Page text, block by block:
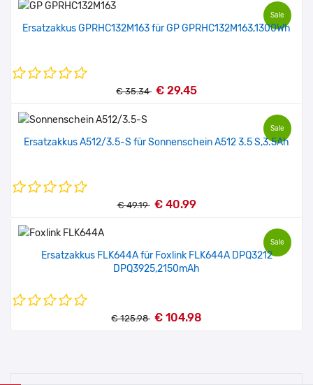
Sale
Ersatzakkus GPRHC132M163 für GP GPRHC132M163,1300Wh
€ 35.34 € 29.45
Sale
Ersatzakkus A512/3.5-S für Sonnenschein A512 3.5 S,3.5Ah
€ 49.19 € 40.99
Sale
Ersatzakkus FLK644A für Foxlink FLK644A DPQ3212
DPQ3925,2150mAh
€ 125.98 € 104.98